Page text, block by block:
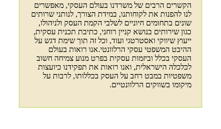
הקשרים הרבים של משרדנו בעולם העסקי, מאפשרים
לנו להפנות את לקוחותנו, במידת הצורך, לנותני שרותים
שונים בתחומים חיוניים לשלבי הקמת העסק ולניהולו,
כגון שירותים בנושא קניין רוחני, כתיבת תכנית עסקית,
ייעוץ שיווקי ואסטרטגי ועוד, וכל זה תוך שימת דגש על
ההיבט המשפטי עסקי הרלוונטי.אנו רואות בעולם
העסקי בכלל וביזמות עסקית בפרט מנוע צמיחה חשוב
לכלכלה הישראלית, ואנו רואות את תפקידנו כיועצות
משפטיות במבט רחב על העסק בכללותו, לרבות על
מיקומו בשווקים הרלוונטיים.